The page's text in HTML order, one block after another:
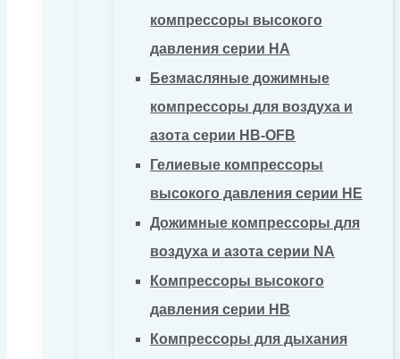
компрессоры высокого
давления серии HA
Безмасляные дожимные
компрессоры для воздуха и
азота серии HB-OFB
Гелиевые компрессоры
высокого давления серии HE
Дожимные компрессоры для
воздуха и азота серии NA
Компрессоры высокого
давления серии HB
Компрессоры для дыхания